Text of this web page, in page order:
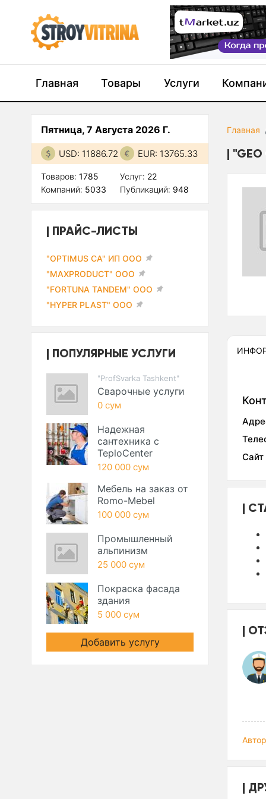
Главная Товары Услуги
Главная
Сайт
Пятница, 7 Августа 2026 Г.
USD: 11886.72 EUR: 13765.33
Товаров: 1785
Компаний: 5033
Услуг: 22
Публикаций: 948
ПРАЙС-ЛИСТЫ
"OPTIMUS CA" ИП ООО
"MAXPRODUCT" ООО
"FORTUNA TANDEM" ООО
"HYPER PLAST" ООО
ПОПУЛЯРНЫЕ УСЛУГИ
"ProfSvarka Tashkent"
Сварочные услуги
0 сум
Надежная
сантехника с
TeploCenter
120 000 сум
Мебель на заказ от
Romo-Mebel
100 000 сум
Промышленный
альпинизм
25 000 сум
Покраска фасада
здания
5 000 сум
Добавить услугу